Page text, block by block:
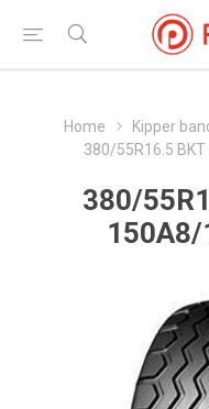
Home Kipper
380/55R16.5 BKT
380/
150A8/